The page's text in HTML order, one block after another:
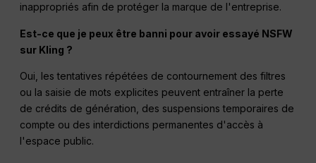
inappropriés afin de protéger la marque de l'entreprise.
Est-ce que je peux être banni pour avoir essayé NSFW
sur Kling ?
Oui, les tentatives répétées de contournement des filtres
ou la saisie de mots explicites peuvent entraîner la perte
de crédits de génération, des suspensions temporaires de
compte ou des interdictions permanentes d'accès à
l'espace public.